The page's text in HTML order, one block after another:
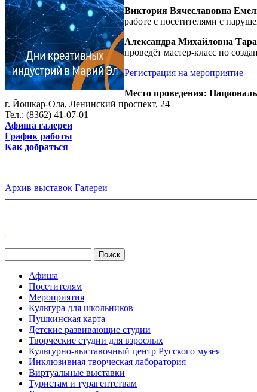
Виктория Вячеславовна
работе с посетителями с
Александра Михайловна
проведёт мастер-класс по
Регистрация на мероприятие
Место проведения:
г. Йошкар-Ола, Ленинский проспект, 24
Тел.: (8362) 41-07-01
Афиша галереи
График работы
Как добраться
Архив выставок Галереи
Афиша
Посетителям
Мероприятия
Культура для школьников
Пушкинская карта
Детские развивающие студии
Творческие студии для взрослых
Культурно-выставочный центр Русского музея
Инклюзивная творческая лаборатория
Виртуальные выставки
Туристам и турагентствам